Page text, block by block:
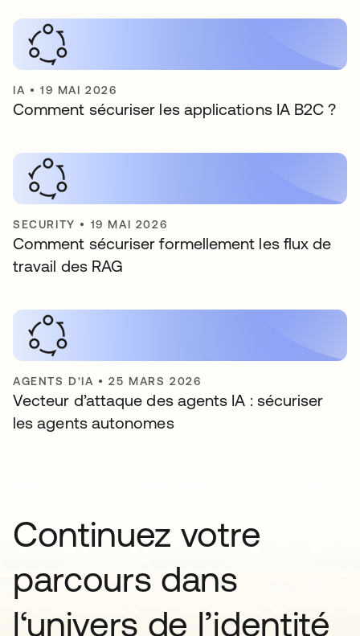
IA •19 MAI 2026
Comment sécuriser les applications IA B2C ?
SECURITY • 19 MAI 2026
Comment sécuriser formellement les flux de
travail des RAG
AGENTS D'IA •25 MARS 2026
Vecteur d’attaque des agents IA : sécuriser
les agents autonomes
Continuez votre
parcours dans
l‘univers de l’identité